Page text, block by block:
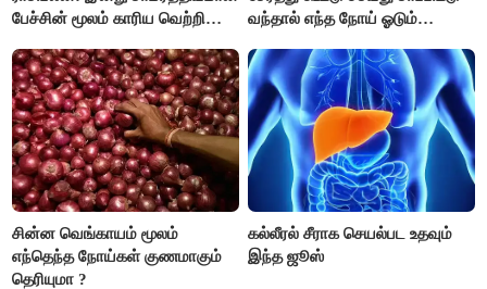
பேச்சின் மூலம் காரிய வெற்றி
பொறுப்புகளை ஒப்படைப்பதில்
கவனம் தேவை..!
வந்தால் எந்த நோய் ஓடும்
சின்ன வெங்காயம் மூலம்
எந்தெந்த நோய்கள் குணமாகும்
தெரியுமா ?
கல்லீரல் சீராக செயல்பட உதவும்
இந்த ஜூஸ்